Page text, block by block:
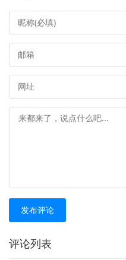
发布评论
评论列表